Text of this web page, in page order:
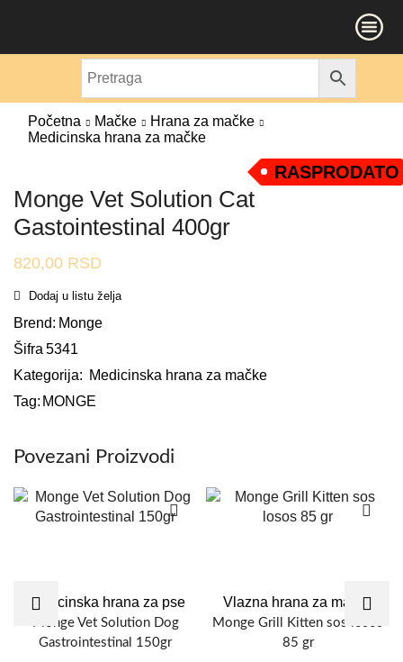
Početna Mačke
Hrana za mačke
Medicinska hrana za mačke
RASPRODATO
Monge Vet Solution Cat
Gastointestinal 400gr
820,00 RSD
Dodaj u listu želja
Brend: Monge
Šifra 5341
Kategorija: Medicinska hrana za mačke
Tag: MONGE
Povezani Proizvodi
Medicinska hrana za pse
Monge Vet Solution Dog
Gastrointestinal 150gr
Vlazna hrana za macke
Monge Grill Kitten sos losos
85 gr